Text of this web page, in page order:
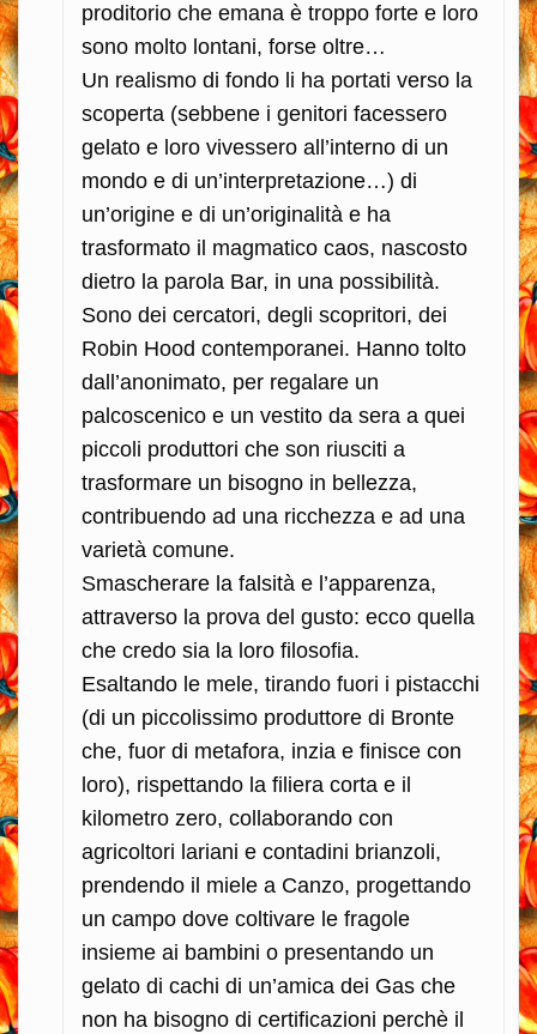
proditorio che emana è troppo forte e loro
sono molto lontani, forse oltre…
Un realismo di fondo li ha portati verso la
scoperta (sebbene i genitori facessero
gelato e loro vivessero all’interno di un
mondo e di un’interpretazione…) di
un’origine e di un’originalità e ha
trasformato il magmatico caos, nascosto
dietro la parola Bar, in una possibilità.
Sono dei cercatori, degli scopritori, dei
Robin Hood contemporanei. Hanno tolto
dall’anonimato, per regalare un
palcoscenico e un vestito da sera a quei
piccoli produttori che son riusciti a
trasformare un bisogno in bellezza,
contribuendo ad una ricchezza e ad una
varietà comune.
Smascherare la falsità e l’apparenza,
attraverso la prova del gusto: ecco quella
che credo sia la loro filosofia.
Esaltando le mele, tirando fuori i pistacchi
(di un piccolissimo produttore di Bronte
che, fuor di metafora, inzia e finisce con
loro), rispettando la filiera corta e il
kilometro zero, collaborando con
agricoltori lariani e contadini brianzoli,
prendendo il miele a Canzo, progettando
un campo dove coltivare le fragole
insieme ai bambini o presentando un
gelato di cachi di un’amica dei Gas che
non ha bisogno di certificazioni perchè il